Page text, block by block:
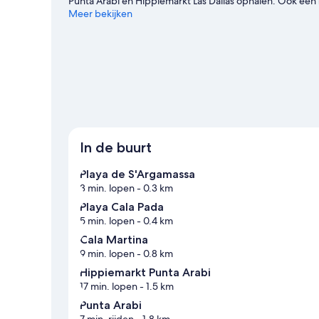
de wateractiviteiten in de regio dankzij faciliteiten voor
Meer bekijken
In de buurt
Playa de S'Argamassa
3 min. lopen- 0.3 km
Playa Cala Pada
5 min. lopen- 0.4 km
Cala Martina
9 min. lopen- 0.8 km
Hippiemarkt Punta Arabi
17 min. lopen- 1.5 km
Punta Arabi